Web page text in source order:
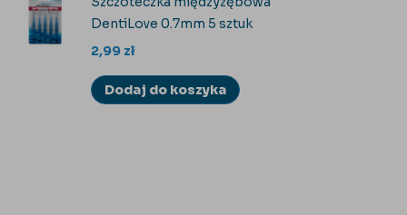
DentiLove 0.7mm 5 sztuk
2,99 zł
Dodaj do koszyka